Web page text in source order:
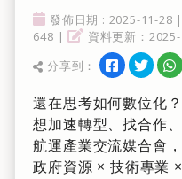
發佈日期
發佈日期 : 2025-11-28
648 |
資料更新
資料更新：
分享
分享到： 分享到分享
還在思考如何數位化？
想加速轉型、找合作
航運產業交流媒合會
政府資源 × 技術專業